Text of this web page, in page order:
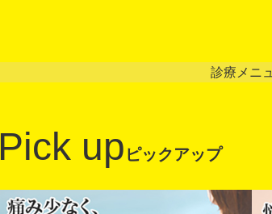
診療メニ
Pick up ピックアップ